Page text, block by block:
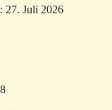
27. Juli 2026